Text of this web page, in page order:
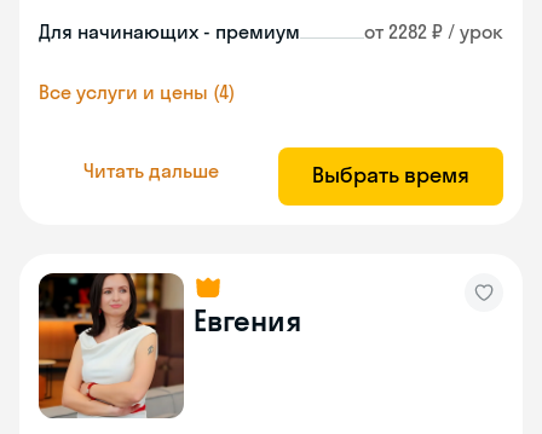
Для начинающих - премиум от 2282 ₽ / урок
Все услуги и цены (4)
Читать дальше Выбрать время
Евгения